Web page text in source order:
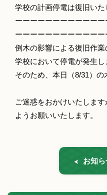
学校の計画停電は復旧いた
ーーーーーーーーーーー
ーーーーーーーーーーーー
倒木の影響による復旧作
学校において停電が発生し
そのため、本日（8/31）の
ご迷惑をおかけいたしま
ようお願いいたします。
お知